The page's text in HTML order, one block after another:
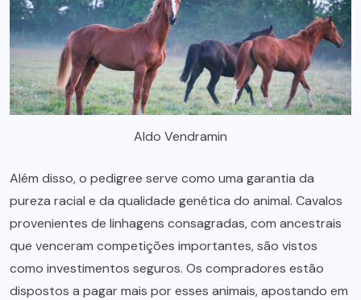
Aldo Vendramin
Além disso, o pedigree serve como uma garantia da
pureza racial e da qualidade genética do animal. Cavalos
provenientes de linhagens consagradas, com ancestrais
que venceram competições importantes, são vistos
como investimentos seguros. Os compradores estão
dispostos a pagar mais por esses animais, apostando em